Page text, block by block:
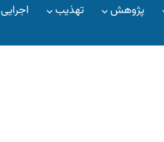
پژوهش تهذیب اجرایی